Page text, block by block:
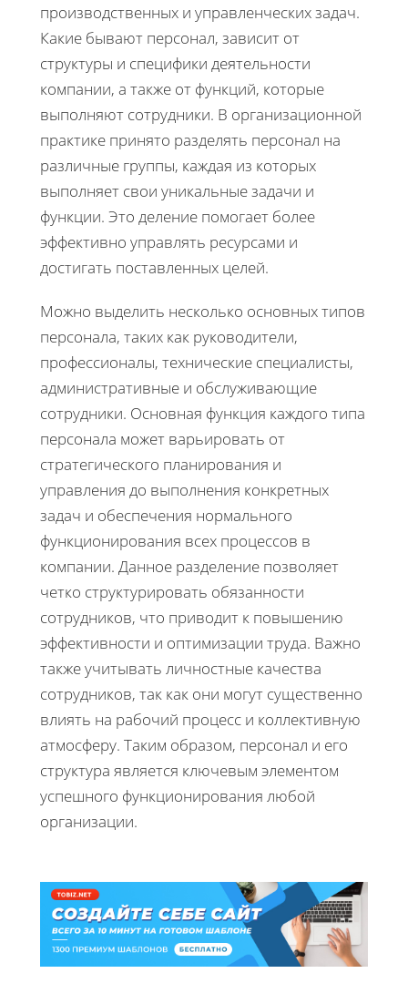
производственных и управленческих задач.
Какие бывают персонал, зависит от
структуры и специфики деятельности
компании, а также от функций, которые
выполняют сотрудники. В организационной
практике принято разделять персонал на
различные группы, каждая из которых
выполняет свои уникальные задачи и
функции. Это деление помогает более
эффективно управлять ресурсами и
достигать поставленных целей.
Можно выделить несколько основных типов
персонала, таких как руководители,
профессионалы, технические специалисты,
административные и обслуживающие
сотрудники. Основная функция каждого типа
персонала может варьировать от
стратегического планирования и
управления до выполнения конкретных
задач и обеспечения нормального
функционирования всех процессов в
компании. Данное разделение позволяет
четко структурировать обязанности
сотрудников, что приводит к повышению
эффективности и оптимизации труда. Важно
также учитывать личностные качества
сотрудников, так как они могут существенно
влиять на рабочий процесс и коллективную
атмосферу. Таким образом, персонал и его
структура является ключевым элементом
успешного функционирования любой
организации.